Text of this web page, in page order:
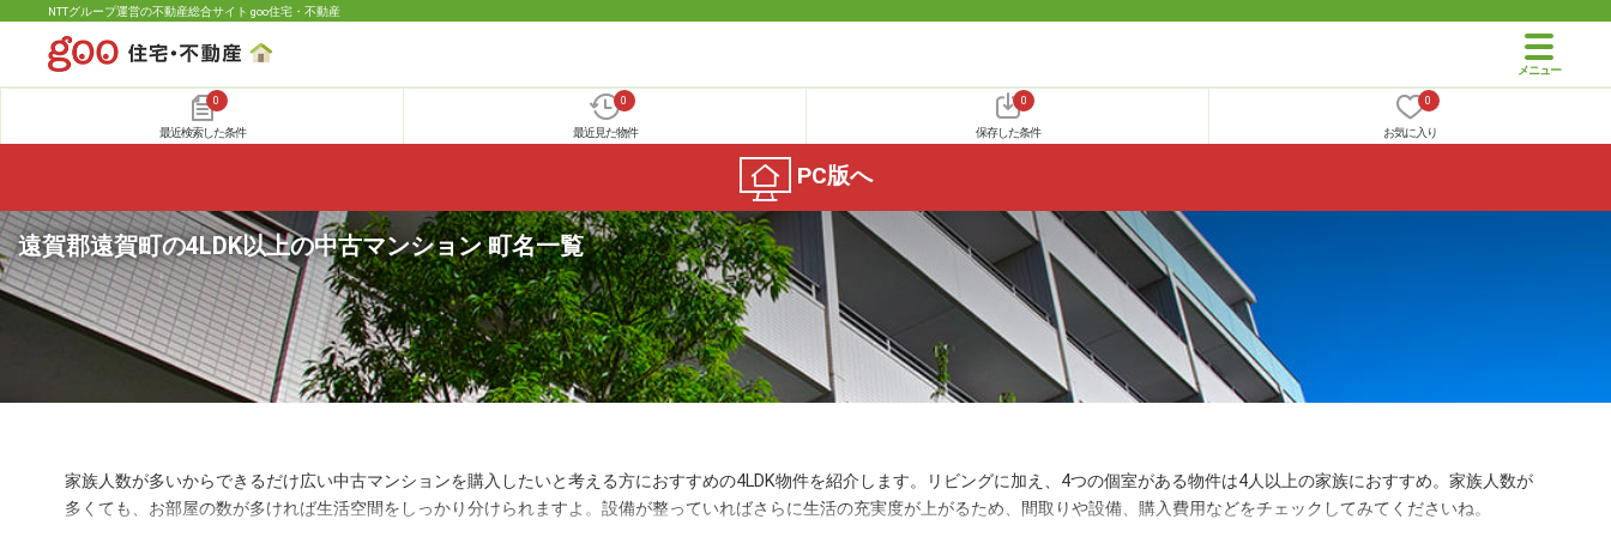
NTTグループ運営の不動産総合サイト goo住宅・不動産
0
最近検索した条件
0
最近見た物件
0
保存した条件
0
お気に入り
PC版へ
遠賀郡遠賀町の4LDK以上の中古マンション 町名一覧
家族人数が多いからできるだけ広い中古マンションを購入したいと考える方におすすめの4LDK物件を紹介します。リビングに加え、4つの個室がある物件は4人以上の家族におすすめ。家族人数が
多くても、お部屋の数が多ければ生活空間をしっかり分けられますよ。設備が整っていればさらに生活の充実度が上がるため、間取りや設備、購入費用などをチェックしてみてくださいね。